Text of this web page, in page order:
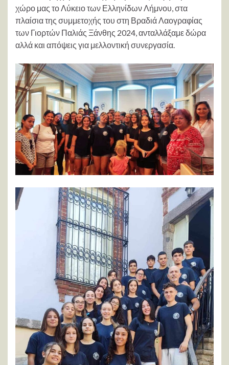
χώρο μας το Λύκειο των Ελληνίδων Λήμνου, στα
πλαίσια της συμμετοχής του στη Βραδιά Λαογραφίας
των Γιορτών Παλιάς Ξάνθης 2024, ανταλλάξαμε δώρα
αλλά και απόψεις για μελλοντική συνεργασία.